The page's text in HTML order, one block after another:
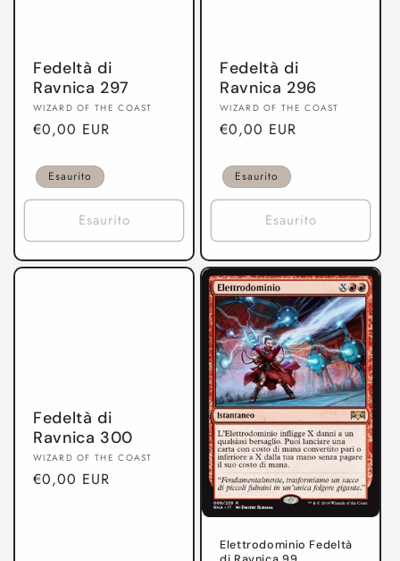
Fedeltà di
Ravnica 297
Produttore:
WIZARD OF THE COAST
Prezzo
listino
€0,00 EUR
Esaurito
Esaurito
Fedeltà di
Ravnica 296
Produttore:
WIZARD OF THE COAST
Prezzo
listino
€0,00 EUR
Esaurito
Esaurito
Fedeltà di
Ravnica 300
Produttore:
WIZARD OF THE COAST
Prezzo
€0,00 EUR
Elettrodominio Fedeltà